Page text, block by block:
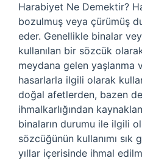
Harabiyet Ne Demektir?
bozulmuş veya çürümüş
eder. Genellikle binalar
kullanılan bir sözcük
meydana gelen yaşlanma
hasarlarla ilgili olarak
doğal afetlerden, bazen
ihmalkarlığından
binaların durumu ile ilgili
sözcüğünün kullanımı sık
yıllar içerisinde ihmal